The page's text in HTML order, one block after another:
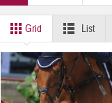
Grid List